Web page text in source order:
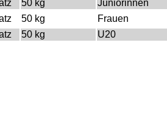
50 kg Juniorinnen
50 kg Frauen
50 kg U20